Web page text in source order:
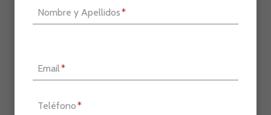
Nombre y Apellidos*
Email*
Teléfono*